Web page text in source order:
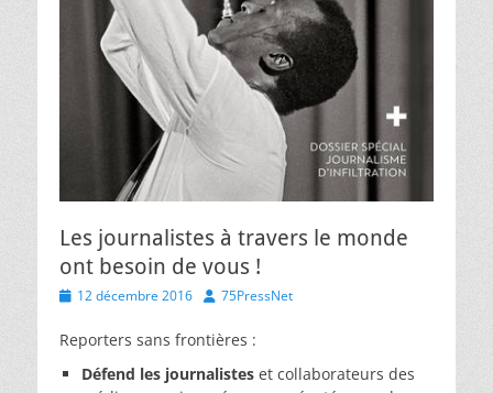
Les journalistes à travers le monde
ont besoin de vous !
Posted12 décembre 2016 Author
75PressNet
Reporters sans frontières :
Défend les journalistes et collaborateurs des